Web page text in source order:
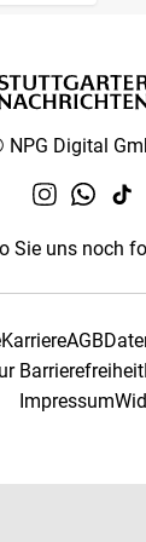
NPG Digital
Sie uns noch
KarriereAGB
Barrierefreiheit
Impressum